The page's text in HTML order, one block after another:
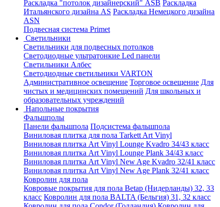
Раскладка "потолок дизайнерский" ASB Раскладка
Итальянского дизайна AS Раскладка Немецкого дизайна
АSN
Подвесная система Primet
Светильники
Светильники для подвесных потолков
Светодиодные ультратонкие Led панели
Светильники Албес
Светодиодные светильники VARTON
Административное освещение Торговое освещение Для
чистых и медицинских помещений Для школьных и
образовательных учреждений
Напольные покрытия
Фальшполы
Панели фальшпола Подсистема фальшпола
Виниловая плитка для пола Tarkett Art Vinyl
Виниловая плитка Art Vinyl Lounge Kvadro 34/43 класс
Виниловая плитка Art Vinyl Lounge Plank 34/43 класс
Виниловая плитка Art Vinyl New Age Kvadro 32/41 класс
Виниловая плитка Art Vinyl New Age Plank 32/41 класс
Ковролин для пола
Ковровые покрытия для пола Betap (Нидерланды) 32, 33
класс Ковролин для пола BALTA (Бельгия) 31, 32 класс